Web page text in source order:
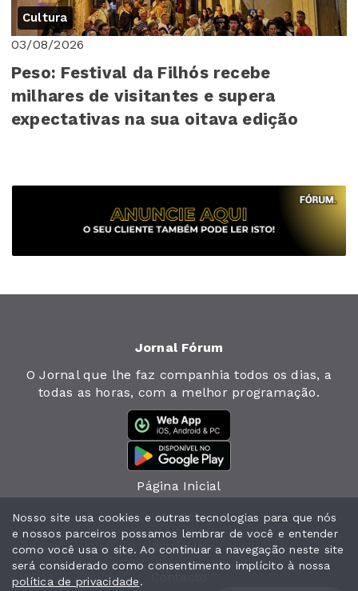
Cultura
03/08/2026
Peso: Festival da Filhós recebe
milhares de visitantes e supera
expectativas na sua oitava edição
Jornal Fórum
O Jornal que lhe faz companhia todos os dias, a
todas as horas, com a melhor programação.
Página Inicial
Jornal
Notícias
Nosso site usa cookies e outras tecnologias para que nós
e nossos parceiros possamos lembrar de você e entender
como você usa o site. Ao continuar a navegação neste site
será considerado como consentimento implícito à nossa
política de privacidade.